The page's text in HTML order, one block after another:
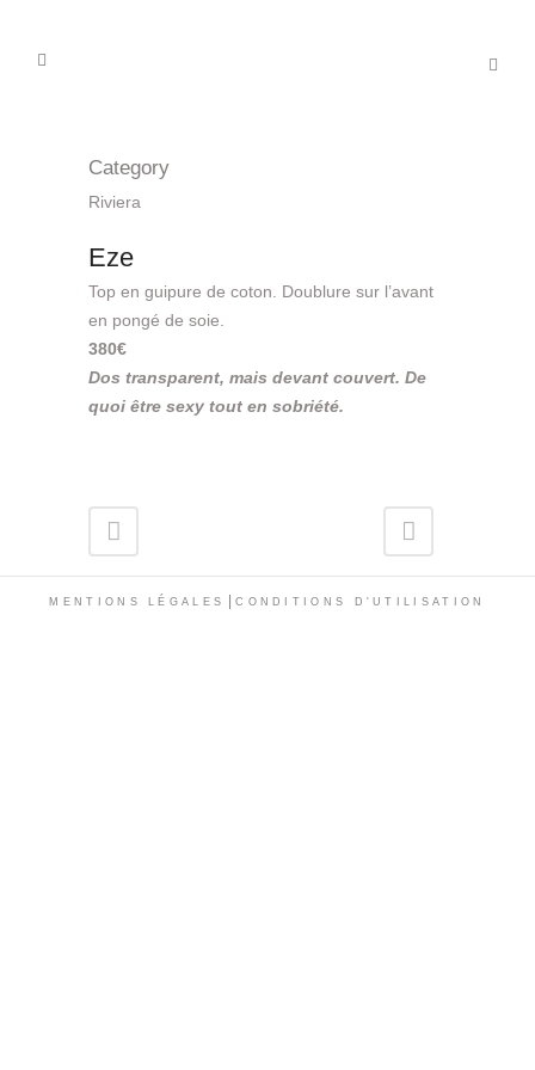
Category
Riviera
Eze
Top en guipure de coton. Doublure sur l’avant
en pongé de soie.
380€
Dos transparent, mais devant couvert. De
quoi être sexy tout en sobriété.
MENTIONS LÉGALES |CONDITIONS D'UTILISATION